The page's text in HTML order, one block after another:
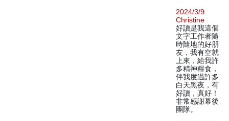
2024/3/9
Christine
好讀是我這個
文字工作者隨
時隨地的好朋
友，我有空就
上來，給我許
多精神糧食，
伴我度過許多
白天黑夜，有
好讀，真好！
非常感謝幕後
團隊。